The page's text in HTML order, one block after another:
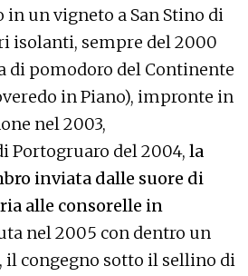
in un vigneto a San Stino di
isolanti, sempre del 2000
di pomodoro del Continente
in Piano), impronte in
nel 2003,
Portogruaro del 2004, la
inviata dalle suore di
alle consorelle in
nel 2005 con dentro un
il congegno sotto il sellino di